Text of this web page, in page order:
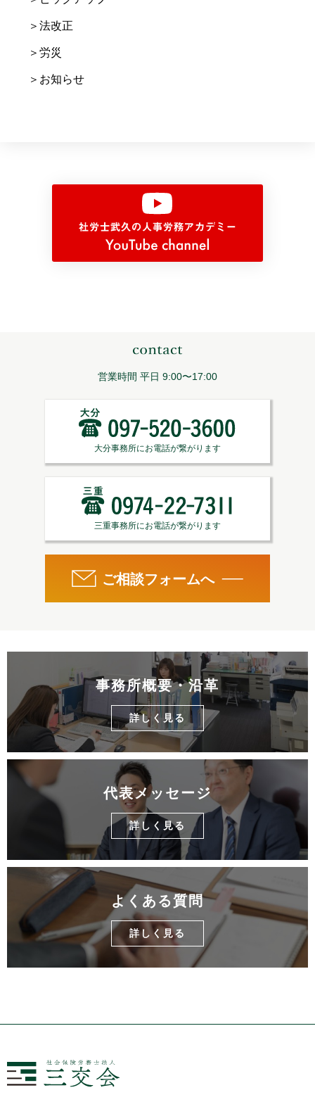
法改正
労災
お知らせ
営業時間 平日 9:00〜17:00
事務所概要・沿革
詳しく見る
代表メッセージ
詳しく見る
よくある質問
詳しく見る